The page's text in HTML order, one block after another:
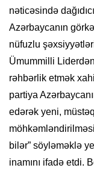
nəticəsində
Azərbaycanın
nüfuzlu
Ümummilli
rəhbərlik etmək
partiya
edərək yeni,
bilər” söyləməklə
inamını ifadə etdi.